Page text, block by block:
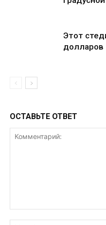
Этот
долларов
ОСТАВЬТЕ ОТВЕТ